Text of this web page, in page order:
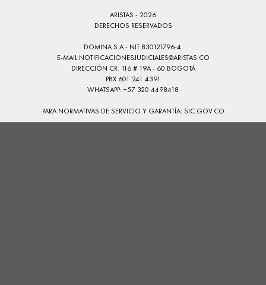
ARISTAS - 2026
DERECHOS RESERVADOS
DOMINA S.A - NIT 830121796-4.
E-MAILNOTIFICACIONESJUDICIALES@ARISTAS.CO
DIRECCIÓN CR. 116 # 19A - 60 BOGOTÁ
PBX 601 241 4391
WHATSAPP: +57 320 4498418
PARA NORMATIVAS DE SERVICIO Y GARANTÍA: SIC.GOV.CO